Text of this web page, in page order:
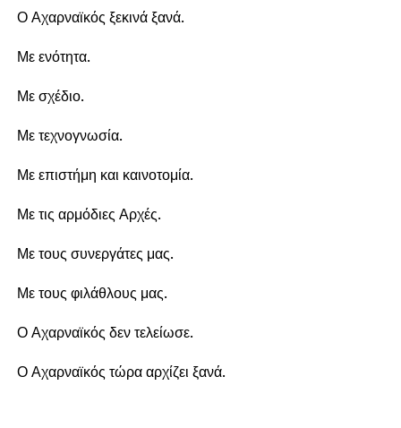
Ο Αχαρναϊκός ξεκινά ξανά.
Με ενότητα.
Με σχέδιο.
Με τεχνογνωσία.
Με επιστήμη και καινοτομία.
Με τις αρμόδιες Αρχές.
Με τους συνεργάτες μας.
Με τους φιλάθλους μας.
Ο Αχαρναϊκός δεν τελείωσε.
Ο Αχαρναϊκός τώρα αρχίζει ξανά.